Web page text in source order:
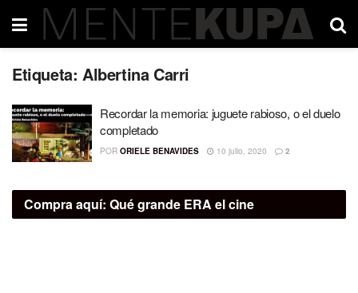
Etiqueta: Albertina Carri
Recordar la memoria: juguete rabioso, o el duelo
completado
POR ORIELE BENAVIDES 10 julio, 2020 2
Compra aquí: Qué grande ERA el cine